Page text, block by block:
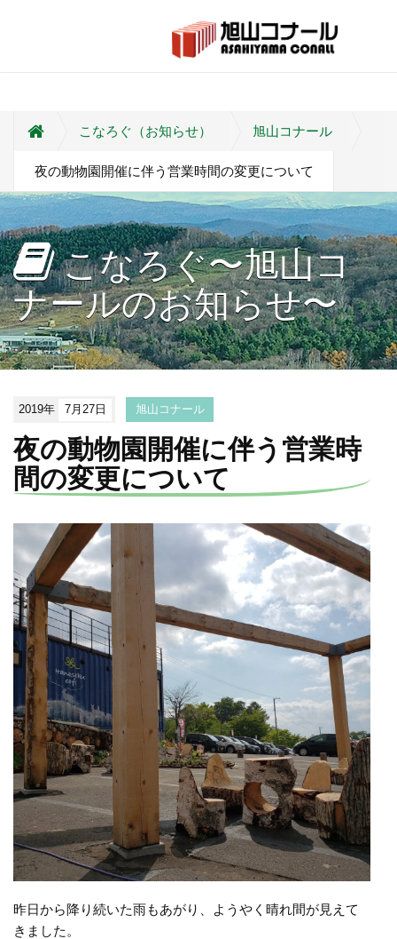
こなろぐ（お知らせ） 旭山コナール
夜の動物園開催に伴う営業時間の変更について
こなろぐ〜旭山コ
ナールのお知らせ〜
2019年 7月27日 旭山コナール
夜の動物園開催に伴う営業時
間の変更について
昨日から降り続いた雨もあがり、ようやく晴れ間が見えて
きました。